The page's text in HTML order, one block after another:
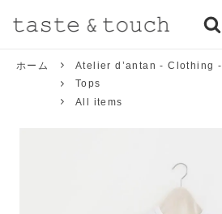
ホーム Atelier d’antan - Clothing -
Tops
All items